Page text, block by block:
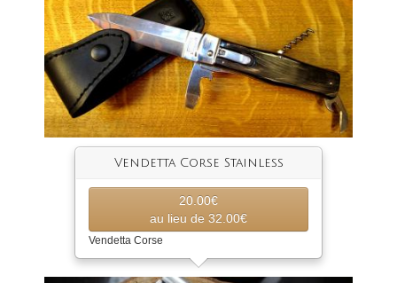
Vendetta Corse Stainless
20.00€
au lieu de 32.00€
Vendetta Corse